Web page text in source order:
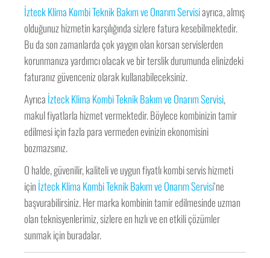
İzteck Klima Kombi Teknik Bakım ve Onarım Servisiayrıca, almış
olduğunuz hizmetin karşılığında sizlere fatura kesebilmektedir.
Bu da son zamanlarda çok yaygın olan korsan servislerden
korunmanıza yardımcı olacak ve bir terslik durumunda elinizdeki
faturanız güvenceniz olarak kullanabileceksiniz.
Ayrıca İzteck Klima Kombi Teknik Bakım ve Onarım Servisi,
makul fiyatlarla hizmet vermektedir. Böylece kombinizin tamir
edilmesi için fazla para vermeden evinizin ekonomisini
bozmazsınız.
O halde, güvenilir, kaliteli ve uygun fiyatlı kombi servis hizmeti
için İzteck Klima Kombi Teknik Bakım ve Onarım Servisi‘ne
başvurabilirsiniz. Her marka kombinin tamir edilmesinde uzman
olan teknisyenlerimiz, sizlere en hızlı ve en etkili çözümler
sunmak için buradalar.